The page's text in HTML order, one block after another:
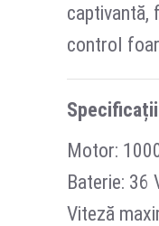
captivantă,
control
Motor:
Baterie: 36
Viteză